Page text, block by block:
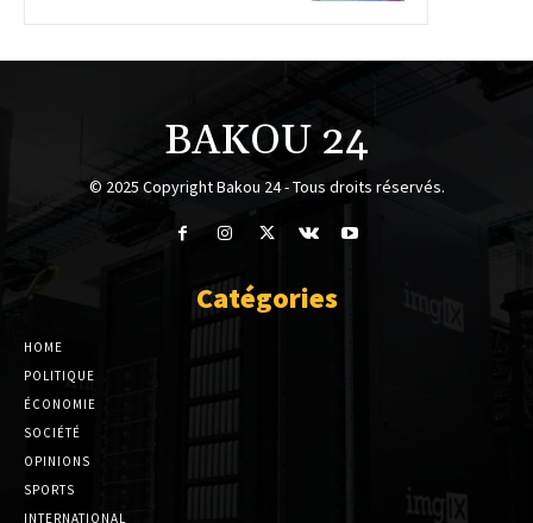
BAKOU 24
© 2025 Copyright Bakou 24 - Tous droits réservés.
Catégories
HOME
POLITIQUE
ÉCONOMIE
SOCIÉTÉ
OPINIONS
SPORTS
INTERNATIONAL